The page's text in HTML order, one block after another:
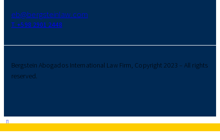
eb@bergsteinlaw.com
T. +598 2901 2448
Bergstein Abogados International Law Firm, Copyright 2023 – All rights
reserved.